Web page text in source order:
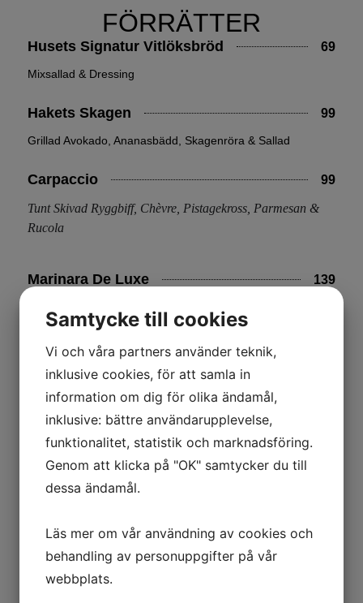
Kolgrill
FÖRRÄTTER
Husets Signatur Vitlöksbröd 69
Mixsallad & Dressing
Hakets Skagen 99
Grillad Avokado, Ananasbädd, Skagenröra & Sallad
Carpaccio 99
Tunt Skivad Ryggbiff, Chèvre, Pistagekross, Parmesan &
Rucola
Marinara De Luxe 139
Scampi, Bläckfisk, Vitlök, Chili, Citron, Persilja &
Vitlöksbröd
Tapasbricka
Chèvre, Gorgonzola, Fetaost
, Parmigiano Reggiano,
Chorizo, Prosciutto di Parma, Ventricina Salame Oliver
Frukt, Soltorkad Tomat, Valnötter, Marmelad & Kex
Samtycke till cookies
Vi och våra partners använder teknik,
inklusive cookies, för att samla in
information om dig för olika ändamål,
inklusive: bättre användarupplevelse,
funktionalitet, statistik och marknadsföring.
Genom att klicka på "OK" samtycker du till
dessa ändamål.
Läs mer om vår användning av cookies och
behandling av personuppgifter på vår
webbplats.